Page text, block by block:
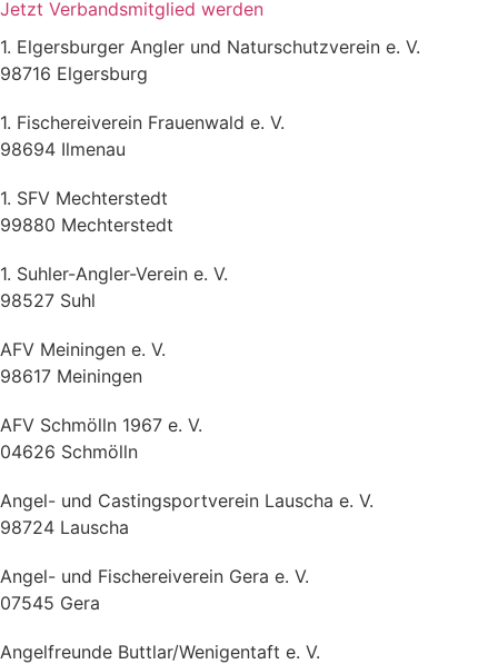
Jetzt Verbandsmitglied werden
1. Elgersburger Angler und Naturschutzverein e. V.
98716 Elgersburg
1. Fischereiverein Frauenwald e. V.
98694 Ilmenau
1. SFV Mechterstedt
99880 Mechterstedt
1. Suhler-Angler-Verein e. V.
98527 Suhl
AFV Meiningen e. V.
98617 Meiningen
AFV Schmölln 1967 e. V.
04626 Schmölln
Angel- und Castingsportverein Lauscha e. V.
98724 Lauscha
Angel- und Fischereiverein Gera e. V.
07545 Gera
Angelfreunde Buttlar/Wenigentaft e. V.